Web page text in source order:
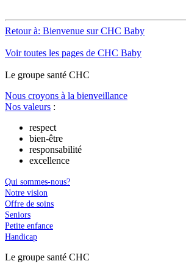
Retour à: Bienvenue sur CHC Baby
Voir toutes les pages de CHC Baby
Le groupe santé CHC
Nous croyons à la bienveillance
Nos valeurs :
respect
bien-être
responsabilité
excellence
Qui sommes-nous?
Notre vision
Offre de soins
Seniors
Petite enfance
Handicap
Le groupe santé CHC